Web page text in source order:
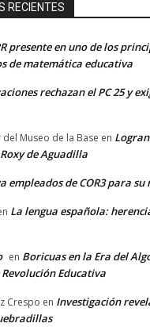
RECIENTES
presente en uno de los
de matemática educativa
rechazan el PC 25 y
Museo de la Base en
de Aguadilla
empleados de COR3 para su
La lengua española:
en Boricuas en la Era del
Educativa
Crespo en Investigación